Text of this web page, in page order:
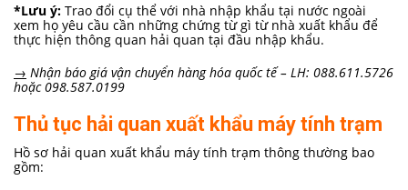
*Lưu ý: Trao đổi cụ thể với nhà nhập khẩu tại nước ngoài
xem họ yêu cầu cần những chứng từ gì từ nhà xuất khẩu để
thực hiện thông quan hải quan tại đầu nhập khẩu.
→ Nhận báo giá vận chuyển hàng hóa quốc tế – LH: 088.611.5726
hoặc 098.587.0199
Thủ tục hải quan xuất khẩu máy tính trạm
Hồ sơ hải quan xuất khẩu máy tính trạm thông thường bao
gồm: